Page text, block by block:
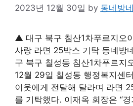
2023년 12월 30일 by 동네방
▲ 대구 북구 침산1차푸르지오
사랑 라면 25박스 기탁 동네방
구 북구 칠성동 침산1차푸르지
12월 29일 칠성동 행정복지센
이웃에게 전달해 달라며 라면
를 기탁했다. 이재옥 회장은 “